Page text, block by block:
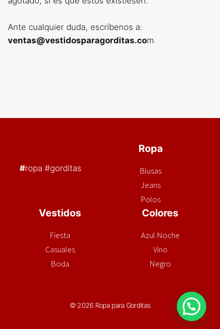
Ante cualquier duda, escríbenos a:
ventas@vestidosparagorditas.com
#ropa #gorditas
Ropa
Blusas
Jeans
Polos
Vestidos
Fiesta
Casuales
Boda
Colores
Azul Noche
Vino
Negro
© 2026 Ropa para Gorditas